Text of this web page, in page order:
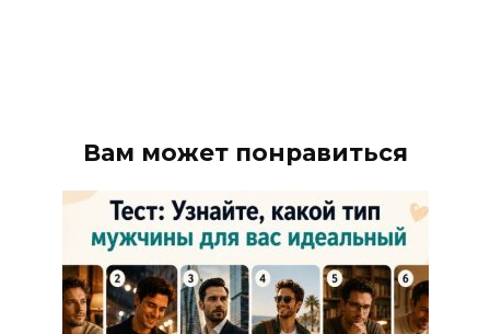
Вам может понравиться